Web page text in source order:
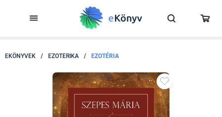
EKÖNYVEK / EZOTERIKA / EZOTÉRIA